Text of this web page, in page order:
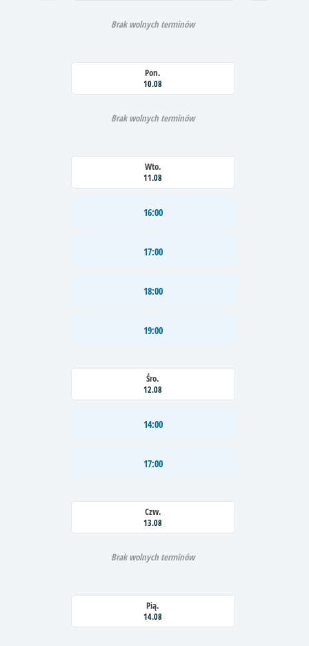
Brak wolnych terminów
Pon.
10.08
Brak wolnych terminów
Wto.
11.08
16:00
17:00
18:00
19:00
Śro.
12.08
14:00
17:00
Czw.
13.08
Brak wolnych terminów
Pią.
14.08